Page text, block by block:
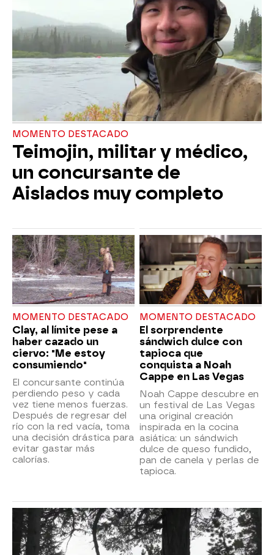
MOMENTO DESTACADO
Teimojin, militar y médico,
un concursante de
Aislados muy completo
MOMENTO DESTACADO
Clay, al límite pese a
haber cazado un
ciervo: "Me estoy
consumiendo"
El concursante continúa
perdiendo peso y cada
vez tiene menos fuerzas.
Después de regresar del
río con la red vacía, toma
una decisión drástica para
evitar gastar más
calorías.
MOMENTO DESTACADO
El sorprendente
sándwich dulce con
tapioca que
conquista a Noah
Cappe en Las Vegas
Noah Cappe descubre en
un festival de Las Vegas
una original creación
inspirada en la cocina
asiática: un sándwich
dulce de queso fundido,
pan de canela y perlas de
tapioca.